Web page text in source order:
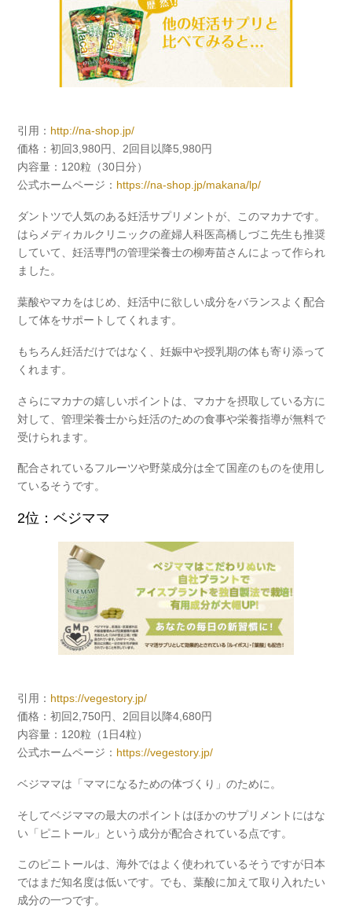
引用： http://na-shop.jp/
価格：初回3,980円、2回目以降5,980円
内容量：120粒（30日分）
公式ホームページ： https://na-shop.jp/makana/lp/
ダントツで人気のある妊活サプリメントが、このマカナです。
はらメディカルクリニックの産婦人科医高橋しづこ先生も推奨
していて、妊活専門の管理栄養士の柳寿苗さんによって作られ
ました。
葉酸やマカをはじめ、妊活中に欲しい成分をバランスよく配合
して体をサポートしてくれます。
もちろん妊活だけではなく、妊娠中や授乳期の体も寄り添って
くれます。
さらにマカナの嬉しいポイントは、マカナを摂取している方に
対して、管理栄養士から妊活のための食事や栄養指導が無料で
受けられます。
配合されているフルーツや野菜成分は全て 国産のものを使用し
ているそうです。
2位：ベジママ
引用： https://vegestory.jp/
価格：初回2,750円、2回目以降4,680円
内容量：120粒（1日4粒）
公式ホームページ： https://vegestory.jp/
ベジママは「ママになるための体づくり」のために。
そしてベジママの最大のポイントはほかのサプリメントにはな
い「ピニトール」という成分が配合されている点です。
このピニトールは、海外ではよく使われているそうですが日本
ではまだ知名度は低いです。でも、葉酸に加えて取り入れたい
成分の一つです。